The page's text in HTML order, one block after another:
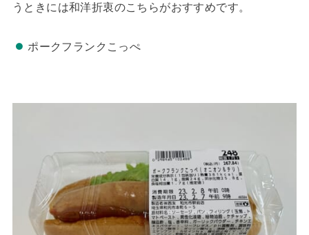
うときには和洋折衷のこちらがおすすめです。
ポークフランクこっぺ